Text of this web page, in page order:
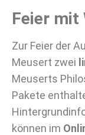
Feier mit
Zur Feier der
Meusert zwei
Meuserts
Pakete
können im